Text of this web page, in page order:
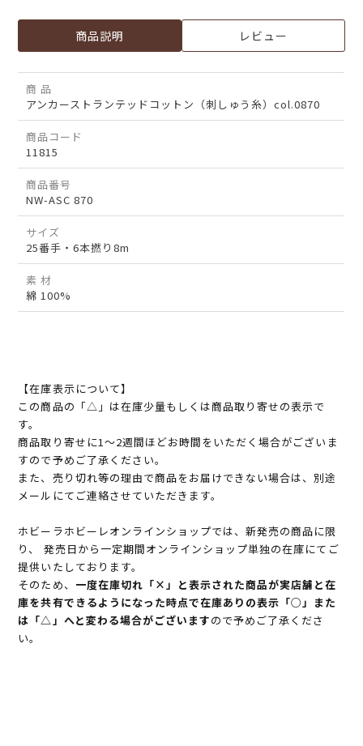
商品説明 レビュー
商 品
アンカーストランテッドコットン（刺しゅう糸）col.0870
商品コード
11815
商品番号
NW-ASC 870
サイズ
25番手・6本撚り8m
素 材
綿 100%
【在庫表示について】
この商品の「△」は在庫少量もしくは商品取り寄せの表示で
す。
商品取り寄せに1～2週間ほどお時間をいただく場合がございま
すので予めご了承ください。
また、売り切れ等の理由で商品をお届けできない場合は、別途
メールにてご連絡させていただきます。
ホビーラホビーレオンラインショップでは、新発売の商品に限
り、 発売日から一定期間オンラインショップ単独の在庫にてご
提供いたしております。
そのため、 一度在庫切れ「×」と表示された商品が実店舗と在
庫を共有できるようになった時点で在庫ありの表示「○」また
は「△」へと変わる場合がございますので予めご了承くださ
い。